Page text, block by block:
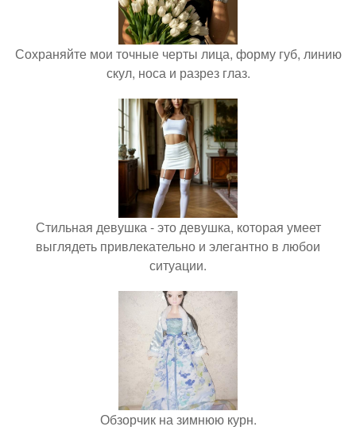
Сохраняйте мои точные черты лица, форму губ, линию
скул, носа и разрез глаз.
Стильная девушка - это девушка, которая умеет
выглядеть привлекательно и элегантно в любои
ситуации.
Обзорчик на зимнюю курн.